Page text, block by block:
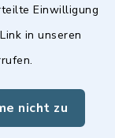
Einwilligung
in unseren
nicht zu